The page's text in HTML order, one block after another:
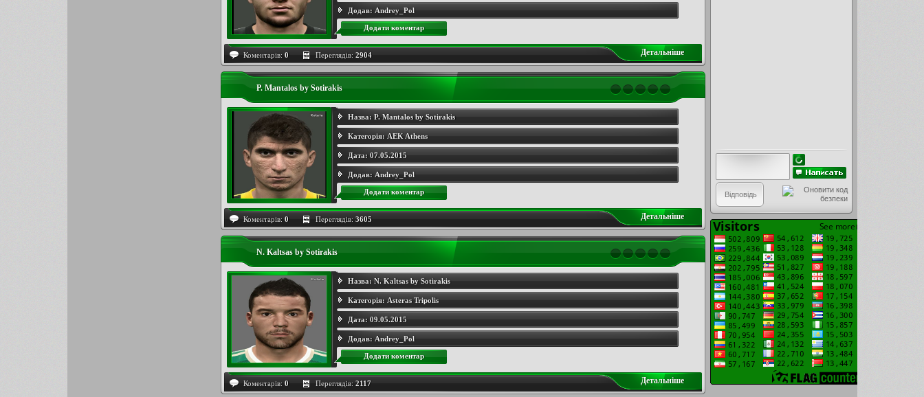
Додав: Andrey_Pol
Додати коментар
Коментарів: 0 Переглядів: 2904 Детальнiше
P. Mantalos by Sotirakis
Назва: P. Mantalos by Sotirakis
Категорія: AEK Athens
Дата: 07.05.2015
Додав: Andrey_Pol
Додати коментар
Коментарів: 0 Переглядів: 3605 Детальнiше
N. Kaltsas by Sotirakis
Назва: N. Kaltsas by Sotirakis
Категорія: Asteras Tripolis
Дата: 09.05.2015
Додав: Andrey_Pol
Додати коментар
Коментарів: 0 Переглядів: 2117 Детальнiше